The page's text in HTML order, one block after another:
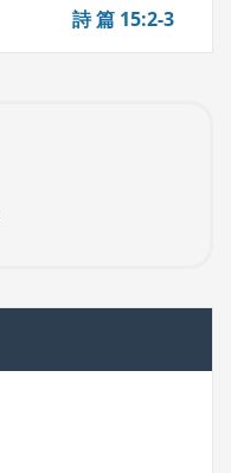
詩 篇 15:2-3